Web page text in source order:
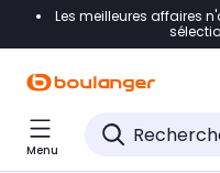
Accéder directement
Accéder directement
Accéder directement
Les meilleures affaires
Menu